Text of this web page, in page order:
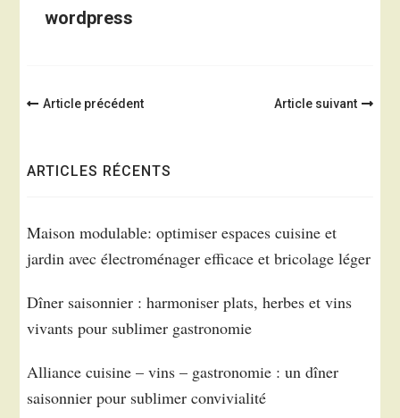
wordpress
Navigation
Article précédent Article suivant
ARTICLES RÉCENTS
Maison modulable: optimiser espaces cuisine et
jardin avec électroménager efficace et bricolage léger
Dîner saisonnier : harmoniser plats, herbes et vins
vivants pour sublimer gastronomie
Alliance cuisine – vins – gastronomie : un dîner
saisonnier pour sublimer convivialité